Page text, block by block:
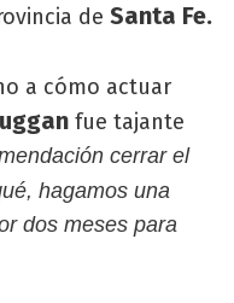
de Santa Fe.
a cómo actuar
fue tajante
cerrar el
hagamos una
dos meses para